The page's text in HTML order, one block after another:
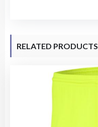
RELATED PRODUCTS